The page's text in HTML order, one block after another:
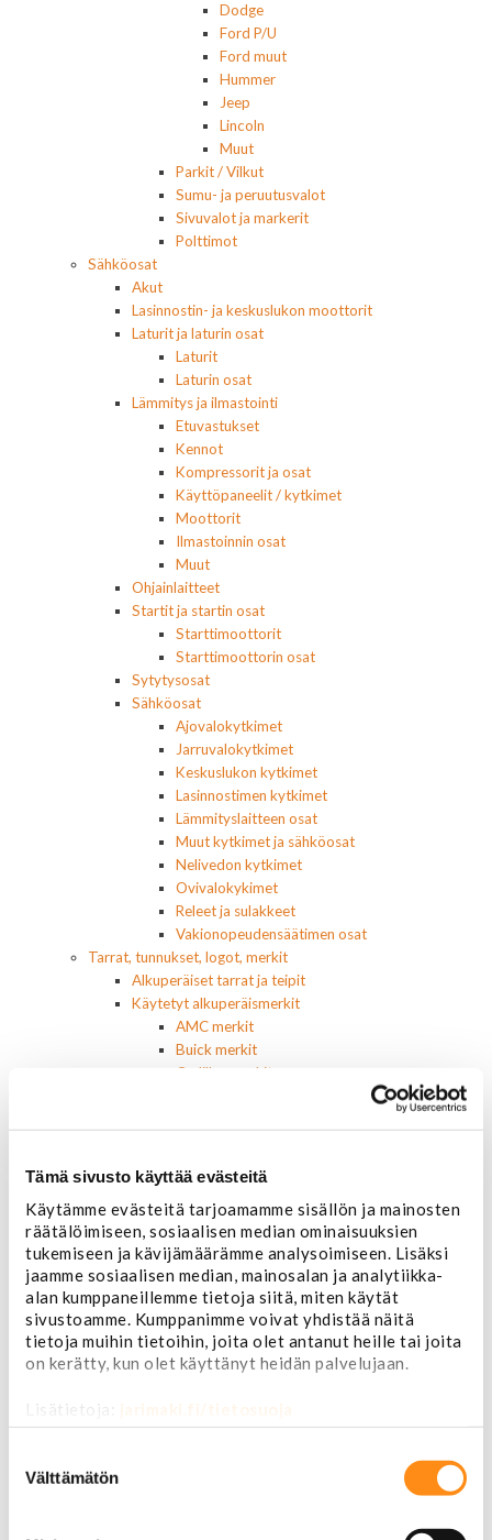
Tämä sivusto käyttää evästeitä
Käytämme evästeitä tarjoamamme sisällön ja mainosten
räätälöimiseen, sosiaalisen median ominaisuuksien
tukemiseen ja kävijämäärämme analysoimiseen. Lisäksi
jaamme sosiaalisen median, mainosalan ja analytiikka-
alan kumppaneillemme tietoja siitä, miten käytät
sivustoamme. Kumppanimme voivat yhdistää näitä
tietoja muihin tietoihin, joita olet antanut heille tai joita
on kerätty, kun olet käyttänyt heidän palvelujaan.
Lisätietoja: jarimaki.fi/tietosuoja
valinta
Välttämätön
Dodge
Ford P/U
Ford muut
Hummer
Jeep
Lincoln
Muut
Parkit / Vilkut
Sumu- ja peruutusvalot
Sivuvalot ja markerit
Polttimot
Sähköosat
Akut
Lasinnostin- ja keskuslukon moottorit
Laturit ja laturin osat
Laturit
Laturin osat
Lämmitys ja ilmastointi
Etuvastukset
Kennot
Kompressorit ja osat
Käyttöpaneelit / kytkimet
Moottorit
Ilmastoinnin osat
Muut
Ohjainlaitteet
Startit ja startin osat
Starttimoottorit
Starttimoottorin osat
Sytytysosat
Sähköosat
Ajovalokytkimet
Jarruvalokytkimet
Keskuslukon kytkimet
Lasinnostimen kytkimet
Lämmityslaitteen osat
Muut kytkimet ja sähköosat
Nelivedon kytkimet
Ovivalokykimet
Releet ja sulakkeet
Vakionopeudensäätimen osat
Tarrat, tunnukset, logot, merkit
Alkuperäiset tarrat ja teipit
Käytetyt alkuperäismerkit
AMC merkit
Buick merkit
Cadillac merkit
Lincoln merkit
Mercury merkit
Oldsmobile merkit
Plymouth merkit
Pontiac merkit
Muut merkit
Merkit ja logot
Tarrat
Ulkopuolen varusteet ja ehostus